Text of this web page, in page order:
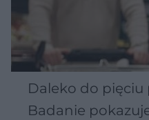
Daleko do pięciu
Badanie